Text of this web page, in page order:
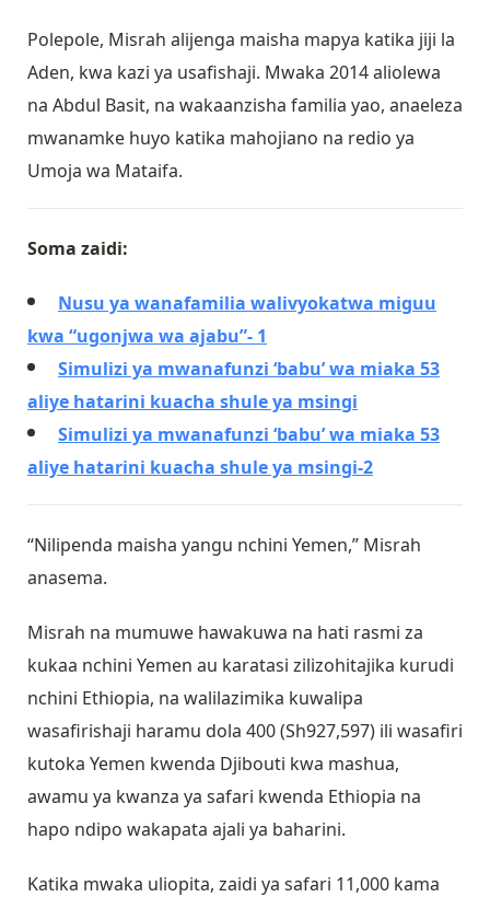
Polepole, Misrah alijenga maisha mapya katika jiji la
Aden, kwa kazi ya usafishaji. Mwaka 2014 aliolewa
na Abdul Basit, na wakaanzisha familia yao, anaeleza
mwanamke huyo katika mahojiano na redio ya
Umoja wa Mataifa.
Soma zaidi:
Nusu ya wanafamilia walivyokatwa miguu
kwa “ugonjwa wa ajabu”- 1
Simulizi ya mwanafunzi ‘babu’ wa miaka 53
aliye hatarini kuacha shule ya msingi
Simulizi ya mwanafunzi ‘babu’ wa miaka 53
aliye hatarini kuacha shule ya msingi-2
“Nilipenda maisha yangu nchini Yemen,” Misrah
anasema.
Misrah na mumuwe hawakuwa na hati rasmi za
kukaa nchini Yemen au karatasi zilizohitajika kurudi
nchini Ethiopia, na walilazimika kuwalipa
wasafirishaji haramu dola 400 (Sh927,597) ili wasafiri
kutoka Yemen kwenda Djibouti kwa mashua,
awamu ya kwanza ya safari kwenda Ethiopia na
hapo ndipo wakapata ajali ya baharini.
Katika mwaka uliopita, zaidi ya safari 11,000 kama